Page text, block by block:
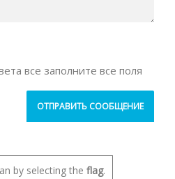
все заполните все поля
by selecting the flag.